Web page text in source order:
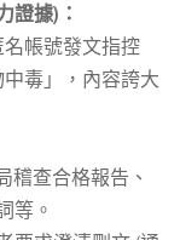
證據)：
帳號發文指控
中毒」，內容誇大
稽查合格報告、
等。